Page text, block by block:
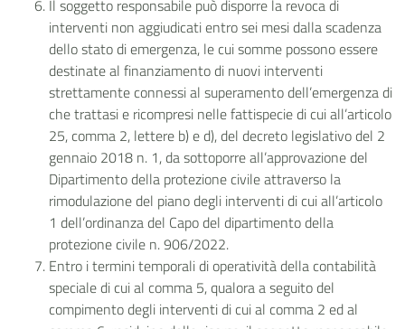
Il soggetto responsabile può disporre la revoca di
interventi non aggiudicati entro sei mesi dalla scadenza
dello stato di emergenza, le cui somme possono essere
destinate al finanziamento di nuovi interventi
strettamente connessi al superamento dell’emergenza di
che trattasi e ricompresi nelle fattispecie di cui all’articolo
25, comma 2, lettere b) e d), del decreto legislativo del 2
gennaio 2018 n. 1, da sottoporre all’approvazione del
Dipartimento della protezione civile attraverso la
rimodulazione del piano degli interventi di cui all’articolo
1 dell’ordinanza del Capo del dipartimento della
protezione civile n. 906/2022.
Entro i termini temporali di operatività della contabilità
speciale di cui al comma 5, qualora a seguito del
compimento degli interventi di cui al comma 2 ed al